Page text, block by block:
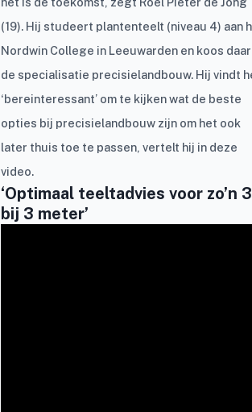
(19). Hij studeert plantenteelt (niveau 4) aan
Nordwin College in Leeuwarden en koos daar
de specialisatie precisielandbouw. Hij vindt
‘bereinteressant’ om te kijken wat de beste
opties bij precisielandbouw zijn om het ook
later thuis toe te passen, vertelt hij in deze
video.
‘Optimaal teeltadvies voor zo’n 3
bij 3 meter’